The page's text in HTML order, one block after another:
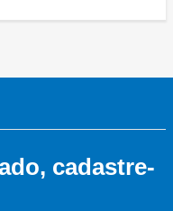
cadastre-